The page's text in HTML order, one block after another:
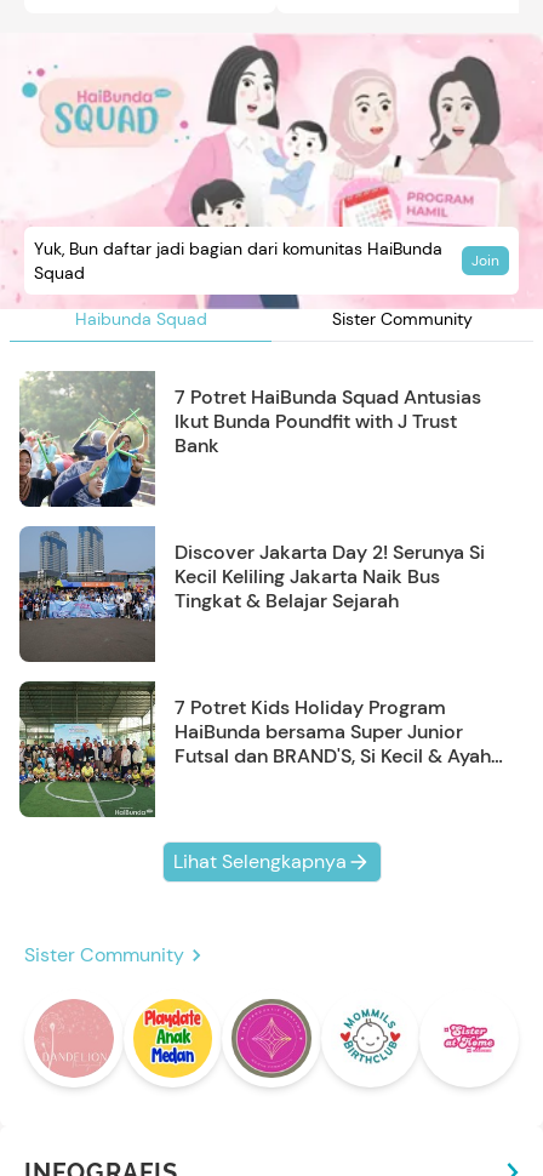
Haibunda Squad Sister Community
Yuk, Bun daftar jadi bagian dari komunitas HaiBunda
Squad
Join
7 Potret HaiBunda Squad Antusias
Ikut Bunda Poundfit with J Trust
Bank
Discover Jakarta Day 2! Serunya Si
Kecil Keliling Jakarta Naik Bus
Tingkat & Belajar Sejarah
7 Potret Kids Holiday Program
HaiBunda bersama Super Junior
Futsal dan BRAND'S, Si Kecil & Ayah
Lihat Selengkapnya
Sister Community